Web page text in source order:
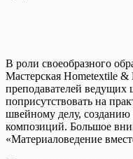
В роли своеобразного
Мастерская Hometextile
преподавателей ведущих
поприсутствовать на
швейному делу,
композиций. Большое
«Материаловедение